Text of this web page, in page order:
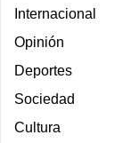
Internacional
Opinión
Deportes
Sociedad
Cultura